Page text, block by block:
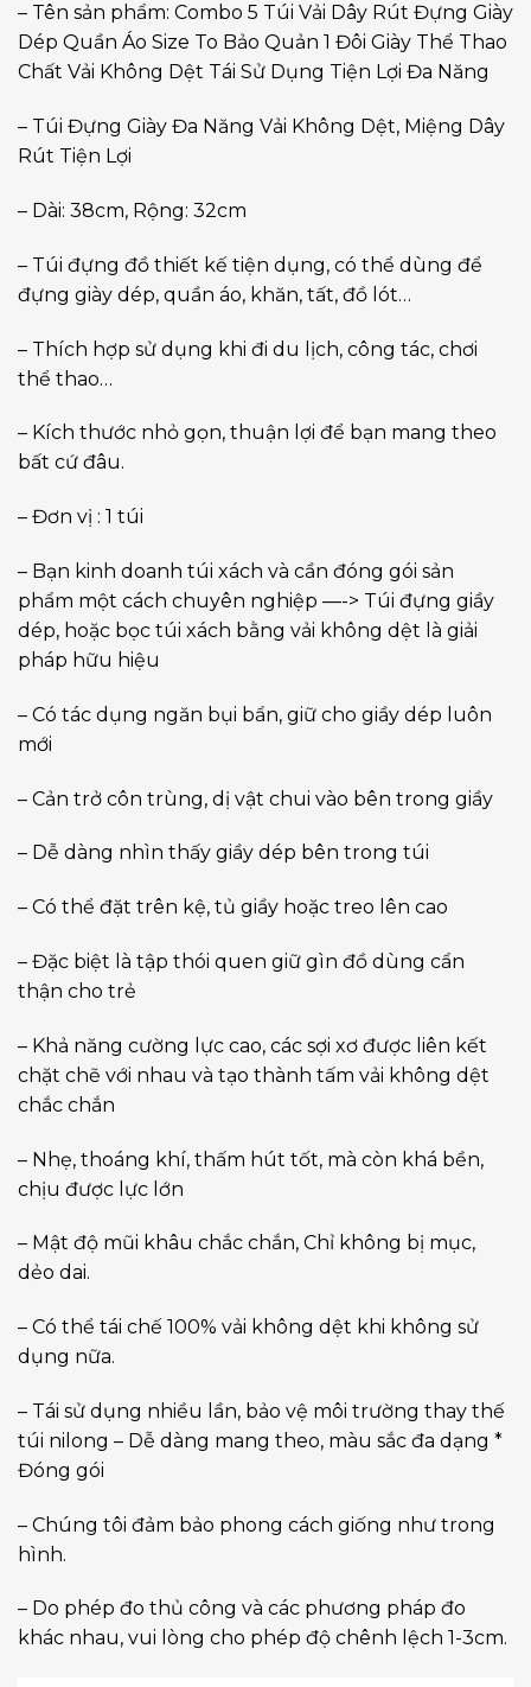
– Tên sản phẩm: Combo 5 Túi Vải Dây Rút Đựng Giày
Dép Quần Áo Size To Bảo Quản 1 Đôi Giày Thể Thao
Chất Vải Không Dệt Tái Sử Dụng Tiện Lợi Đa Năng
– Túi Đựng Giày Đa Năng Vải Không Dệt, Miệng Dây
Rút Tiện Lợi
– Dài: 38cm, Rộng: 32cm
– Túi đựng đồ thiết kế tiện dụng, có thể dùng để
đựng giày dép, quần áo, khăn, tất, đồ lót…
– Thích hợp sử dụng khi đi du lịch, công tác, chơi
thể thao…
– Kích thước nhỏ gọn, thuận lợi để bạn mang theo
bất cứ đâu.
– Đơn vị : 1 túi
– Bạn kinh doanh túi xách và cần đóng gói sản
phẩm một cách chuyên nghiệp —-> Túi đựng giầy
dép, hoặc bọc túi xách bằng vải không dệt là giải
pháp hữu hiệu
– Có tác dụng ngăn bụi bẩn, giữ cho giầy dép luôn
mới
– Cản trở côn trùng, dị vật chui vào bên trong giầy
– Dễ dàng nhìn thấy giầy dép bên trong túi
– Có thể đặt trên kệ, tủ giầy hoặc treo lên cao
– Đặc biệt là tập thói quen giữ gìn đồ dùng cẩn
thận cho trẻ
– Khả năng cường lực cao, các sợi xơ được liên kết
chặt chẽ với nhau và tạo thành tấm vải không dệt
chắc chắn
– Nhẹ, thoáng khí, thấm hút tốt, mà còn khá bền,
chịu được lực lớn
– Mật độ mũi khâu chắc chắn, Chỉ không bị mục,
dẻo dai.
– Có thể tái chế 100% vải không dệt khi không sử
dụng nữa.
– Tái sử dụng nhiều lần, bảo vệ môi trường thay thế
túi nilong – Dễ dàng mang theo, màu sắc đa dạng *
Đóng gói
– Chúng tôi đảm bảo phong cách giống như trong
hình.
– Do phép đo thủ công và các phương pháp đo
khác nhau, vui lòng cho phép độ chênh lệch 1-3cm.